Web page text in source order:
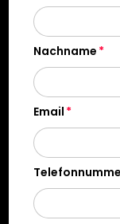
Nachname
Email